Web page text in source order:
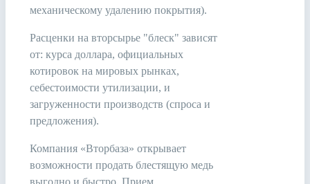
механическому удалению покрытия).
Расценки на вторсырье "блеск" зависят
от: курса доллара, официальных
котировок на мировых рынках,
себестоимости утилизации, и
загруженности производств (спроса и
предложения).
Компания «Вторбаза» открывает
возможности продать блестящую медь
выгодно и быстро. Прием